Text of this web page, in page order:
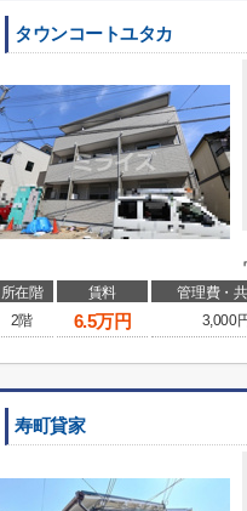
タウンコートユタカ
所在階 賃料 管理費・
2階
6.5万円 3,000
寿町貸家